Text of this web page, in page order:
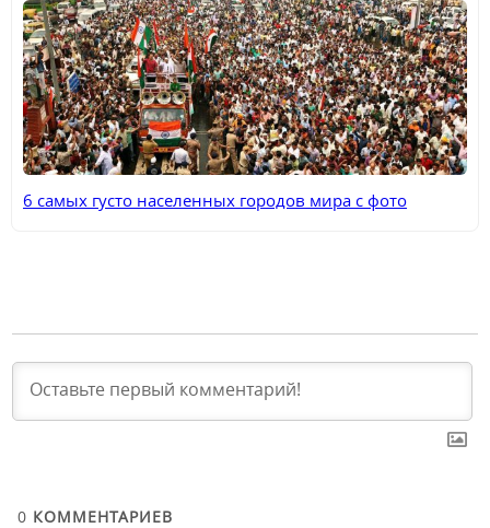
6 самых густо населенных городов мира с фото
0 КОММЕНТАРИЕВ